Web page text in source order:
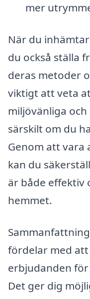
mer
När du
du också ställa
deras metoder
viktigt att veta
miljövänliga
särskilt om du
Genom att vara
kan du
är både effektiv
hemmet.
fördelar med
erbjudanden
Det ger dig